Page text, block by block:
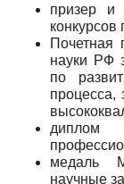
Медиа-
призер и
Почетная
науки РФ
по
процесса,
диплом
медаль
научные